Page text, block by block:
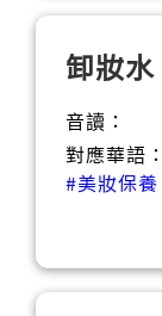
卸妝水
音讀：
對應華語：
#美妝保養